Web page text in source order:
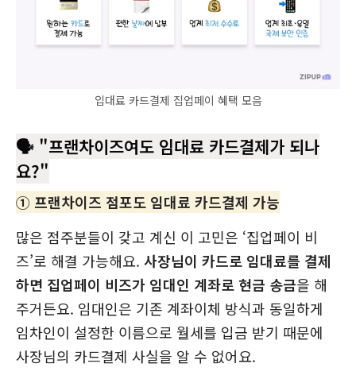
입대료 카드결제 집업페이 혜택 모음
🗣️ "프랜차이즈여도 임대료 카드결제가 되나
요?"
① 프랜차이즈 점포도 임대료 카드결제 가능
많은 점주분들이 갖고 계신 이 고민은 ‘집업페이 비
즈’로 해결 가능해요. 사장님이 카드로 임대료를 결제
하면 집업페이 비즈가 임대인 계좌로 현금 송금을 해
주거든요. 임대인은 기존 계좌이체 방식과 동일하게
임차인이 설정한 이름으로 월세를 입금 받기 때문에
사장님의 카드결제 사실을 알 수 없어요.